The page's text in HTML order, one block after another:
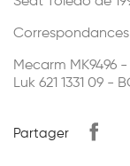
Mecarm MK9496
Luk 621 1331 09 -
Partager